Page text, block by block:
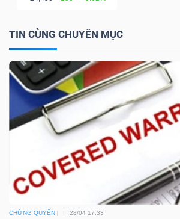
TIN CÙNG CHUYÊN MỤC
CHỨNG QUYỀN 28/04 17:33
VĨ
MÔ
NGÀNH
DOANH
NGHIỆP